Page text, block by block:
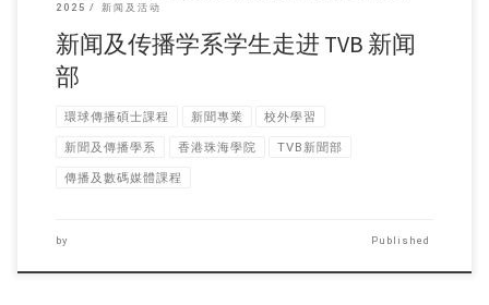
2025
新闻及活动
新闻及传播学系学生走进 TVB 新闻
部
環球傳播碩士課程 新聞專業 校外學習
新聞及傳播學系 香港珠海學院 TVB新聞部
傳播及數碼媒體課程
by Published